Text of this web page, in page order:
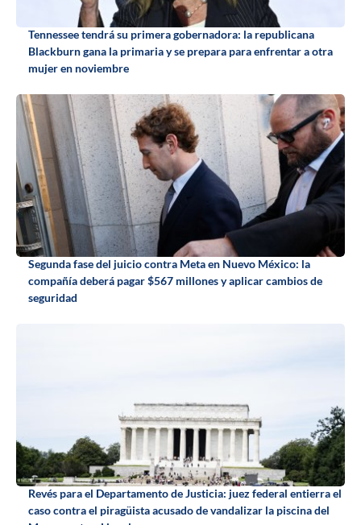
Tennessee tendrá su primera gobernadora: la republicana
Blackburn gana la primaria y se prepara para enfrentar a otra
mujer en noviembre
Segunda fase del juicio contra Meta en Nuevo México: la
compañía deberá pagar $567 millones y aplicar cambios de
seguridad
Revés para el Departamento de Justicia: juez federal entierra el
caso contra el piragüista acusado de vandalizar la piscina del